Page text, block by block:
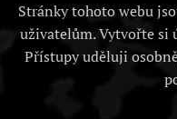
Stránky tohoto webu
uživatelům. Vytvořte si
Přístupy uděluji